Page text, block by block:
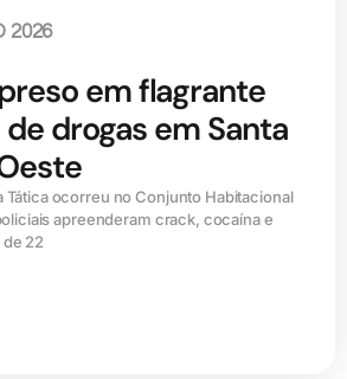
2026
em flagrante
drogas em Santa
Tática ocorreu no Conjunto Habitacional
apreenderam crack, cocaína e
22